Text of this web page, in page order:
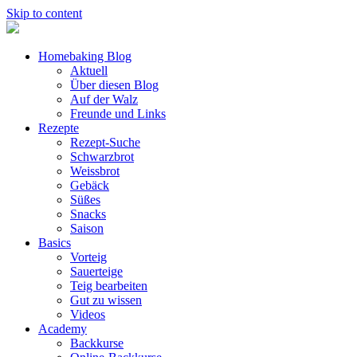
Skip to content
Homebaking Blog
Aktuell
Über diesen Blog
Auf der Walz
Freunde und Links
Rezepte
Rezept-Suche
Schwarzbrot
Weissbrot
Gebäck
Süßes
Snacks
Saison
Basics
Vorteig
Sauerteige
Teig bearbeiten
Gut zu wissen
Videos
Academy
Backkurse